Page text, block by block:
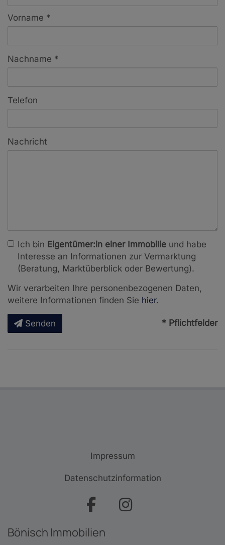
Vorname
Nachname
Telefon
Nachricht
Ich bin Eigentümer:in einer Immobilie und habe
Interesse an Informationen zur Vermarktung
(Beratung, Marktüberblick oder Bewertung).
Wir verarbeiten Ihre personenbezogenen Daten,
weitere Informationen finden Sie hier.
Senden * Pflichtfelder
Impressum
Datenschutzinformation
Bönisch Immobilien